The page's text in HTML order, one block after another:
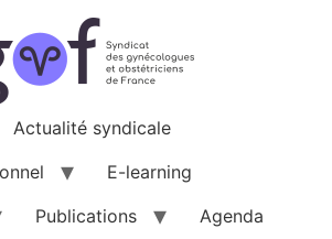
Actualité syndicale
E-learning
Publications
Agenda